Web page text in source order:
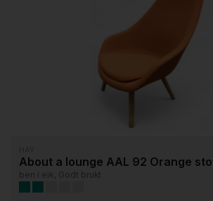
About a lounge AAL 92 Orange
ben i eik, Godt brukt